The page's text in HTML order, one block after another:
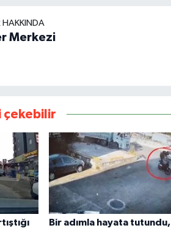
HAKKINDA
Merkezi
çekebilir
Bir adımla hayata tutundu,